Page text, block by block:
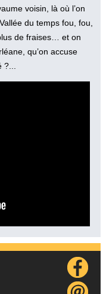
voisin, là où l’on
du temps fou, fou,
de fraises… et on
qu’on accuse
?...